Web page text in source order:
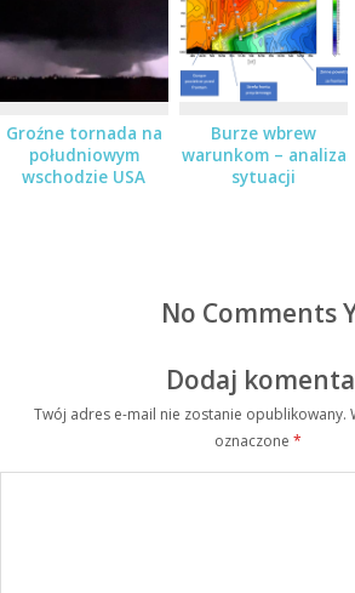
Groźne tornada na
południowym
wschodzie USA
Burze wbrew
warunkom – analiza
sytuacji
No Comments
Dodaj
Twój adres e-mail nie zostanie opublikowany.
oznaczone *